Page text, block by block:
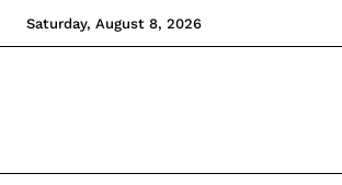
Saturday, August 8, 2026